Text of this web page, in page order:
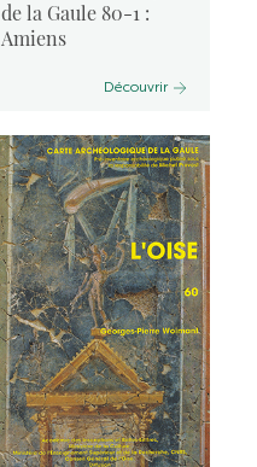
de la Gaule 80-1 :
Amiens
Découvrir